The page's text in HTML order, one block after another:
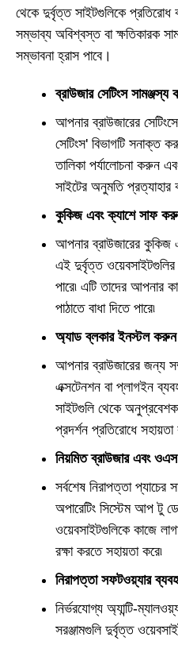
থেকে দুর্বৃত্ত সাইটগুলিকে প্রতিরোধ
সম্ভাব্য অবিশ্বস্ত বা ক্ষতিকারক
সম্ভাবনা হ্রাস পাবে।
ব্রাউজার সেটিংস
আপনার ব্রাউজারের
সেটিংস' বিভাগটি সনাক্ত
তালিকা পর্যালোচনা করুন
সাইটের অনুমতি প্রত্যাহার
কুকিজ এবং ক্যাশে সাফ
আপনার ব্রাউজারের কুকিজ
এই দুর্বৃত্ত ওয়েবসাইটগুলির
পারে৷ এটি তাদের আপনার
পাঠাতে বাধা দিতে পারে৷
অ্যাড ব্লকার ইনস্টল করুন
আপনার ব্রাউজারের জন্য
এক্সটেনশন বা প্লাগইন
সাইটগুলি থেকে
প্রদর্শন প্রতিরোধে সহায়তা
নিয়মিত ব্রাউজার এবং
সর্বশেষ নিরাপত্তা
অপারেটিং সিস্টেম আপ টু
ওয়েবসাইটগুলিকে কাজে
রক্ষা করতে সহায়তা করে৷
নিরাপত্তা সফটওয়্যার
নির্ভরযোগ্য অ্যান্টি-
সরঞ্জামগুলি দুর্বৃত্ত